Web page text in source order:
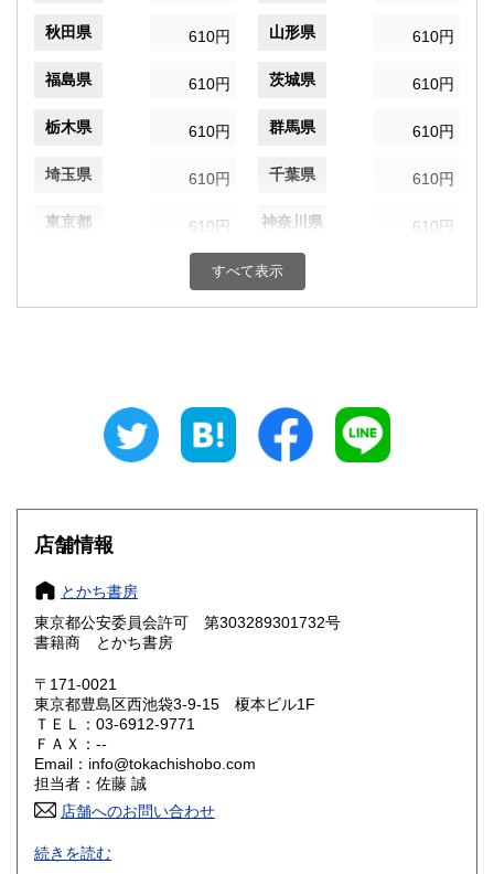
秋田県 610円 山形県 610円
福島県 610円 茨城県 610円
栃木県 610円 群馬県 610円
埼玉県 610円 千葉県 610円
東京都 610円 神奈川県 610円
610円 富山県
静岡県
610円 三重県
滋賀県 610円 京都府 610円
大阪府
奈良県
鳥取県
岡山県 610円 広島県
山口県
香川県
すべて表示
店舗情報
とかち書房
東京都公安委員会許可 第303289301732号
書籍商 とかち書房
〒171-0021
東京都豊島区西池袋3-9-15 榎本ビル1F
ＴＥＬ：03-6912-9771
ＦＡＸ：--
Email：info@tokachishobo.com
担当者：佐藤 誠
店舗へのお問い合わせ
インターネット販売で主に学術書中心の事務所倉庫です。
続きを読む